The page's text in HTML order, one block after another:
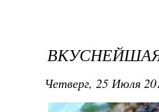
Четверг, 25 Июля